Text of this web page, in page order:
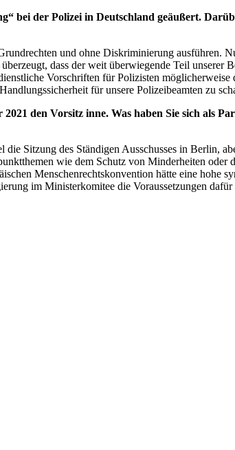
“ bei der Polizei in Deutschland geäußert.
und ohne Diskriminierung ausführen.
dass der weit überwiegende Teil unserer
Vorschriften für Polizisten möglicherweise
für unsere Polizeibeamten zu
den Vorsitz inne. Was haben Sie sich als
Sitzung des Ständigen Ausschusses in Berlin,
wie dem Schutz von Minderheiten oder
Menschenrechtskonvention hätte eine hohe
im Ministerkomitee die Voraussetzungen